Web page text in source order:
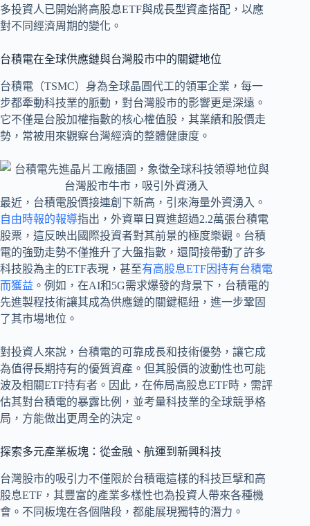
多投資人已開始將高股息ETF與成長型資產搭配，以應
對不同經濟周期的變化。
台積電在全球供應鏈與台灣股市中的關鍵地位
台積電（TSMC）身為全球晶圓代工的領軍企業，每一
步都牽動科技業的脈動，對台灣股市的影響更是深遠。
它不僅是台股加權指數的核心權值股，其業績和股價走
勢，常被用來觀察台灣經濟的整體健康度。
最近，台積電股價接連創下新高，引來海量外資湧入。
自由時報的報導指出，外資單日買進超過2.2萬張台積電
股票，這反映出國際投資者對其前景的極度樂觀。台積
電的強勁走勢不僅推升了大盤指數，還間接帶動了許多
科技股為主的ETF表現，甚至有高股息ETF因持有台積電
而獲益 。例如，在AI和5G需求爆發的背景下，台積電的
先進製程技術讓其成為供應鏈的關鍵樞紐，進一步鞏固
了其市場地位。
對投資人來說，台積電的可靠成長和技術優勢，讓它成
為值得長期持有的優質資產。但其股價的波動性也可能
波及相關ETF持有者。因此，在佈局高股息ETF時，需評
估其對台積電的暴露比例，並考量科技業的全球競爭格
局，方能做出更周全的決定。
探索多元產業板塊：從金融、航運到新興科技
台灣股市的吸引力不僅限於台積電這樣的科技巨擘和高
股息ETF，其豐富的產業多樣性也為投資人帶來各種機
會。不同板塊在各個階段，都能展現獨特的潛力。